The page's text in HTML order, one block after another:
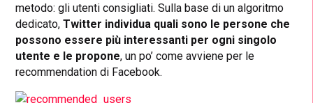
metodo: gli utenti consigliati. Sulla base di un algoritmo
dedicato,Twitter individua quali sono le persone che
possono essere più interessanti per ogni singolo
utente e le propone, un po’ come avviene per le
recommendation di Facebook.